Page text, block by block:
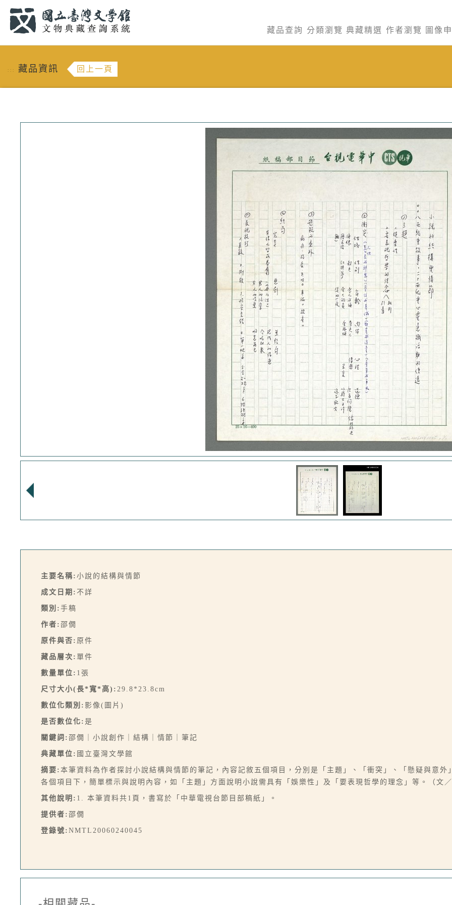
藏品查詢 分類瀏覽 典藏精選 作者瀏覽 圖像
::: 藏品資訊 回上一頁
主要名稱: 小說的結構與情節
成文日期: 不詳
類別: 手稿
作者: 邵僩
原件與否: 原件
藏品層次: 單件
數量單位: 1張
尺寸大小(長*寬*高): 29.8*23.8cm
數位化類別: 影像(圖片)
是否數位化: 是
關鍵詞: 邵僩｜小說創作｜結構｜情節｜筆記
典藏單位: 國立臺灣文學館
摘要: 本筆資料為作者探討小說結構與情節的筆記，內容記敘五個項目，分別是「主題」、「衝突」、「懸疑與意
各個項目下，簡單標示與說明內容，如「主題」方面說明小說需具有「娛樂性」及「要表現哲學的理念」等。（文
其他說明: 1. 本筆資料共1頁，書寫於「中華電視台節目部稿紙」。
提供者: 邵僩
登錄號: NMTL20060240045